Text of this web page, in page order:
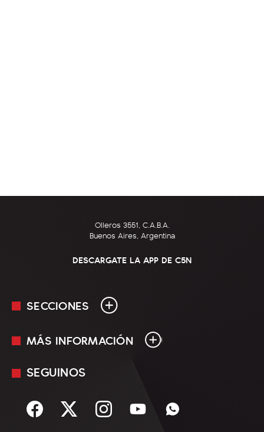
Olleros 3551, C.A.B.A.
Buenos Aires, Argentina
DESCARGATE LA APP DE C5N
SECCIONES
En Vivo
Sociedad
MÁS INFORMACIÓN
Mediakit
Términos y condiciones
SEGUINOS